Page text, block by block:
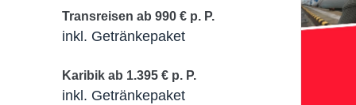
Transreisen ab 990 € p. P.
inkl. Getränkepaket
Karibik ab 1.395 € p. P.
inkl. Getränkepaket